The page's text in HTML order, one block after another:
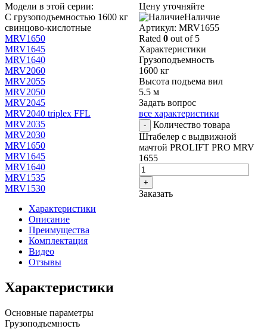
Цену уточняйте
Наличие
Aртикул: MRV1655
Rated 0out of 5
Характеристики
Грузоподъемность
1600 кг
Высота подъема вил
5.5 м
Задать вопрос
все характеристики
-
Количество товара
Штабелер с выдвижной
мачтой PROLIFT PRO MRV
1655
+
Заказать
Модели в этой серии:
С грузоподъемностью 1600 кг
свинцово-кислотные
MRV1650
MRV1645
MRV1640
MRV2060
MRV2055
MRV2050
MRV2045
MRV2040 triplex FFL
MRV2035
MRV2030
MRV1650
MRV1645
MRV1640
MRV1535
MRV1530
Характеристики
Описание
Преимущества
Комплектация
Видео
Отзывы
Характеристики
Основные параметры
Грузоподъемность